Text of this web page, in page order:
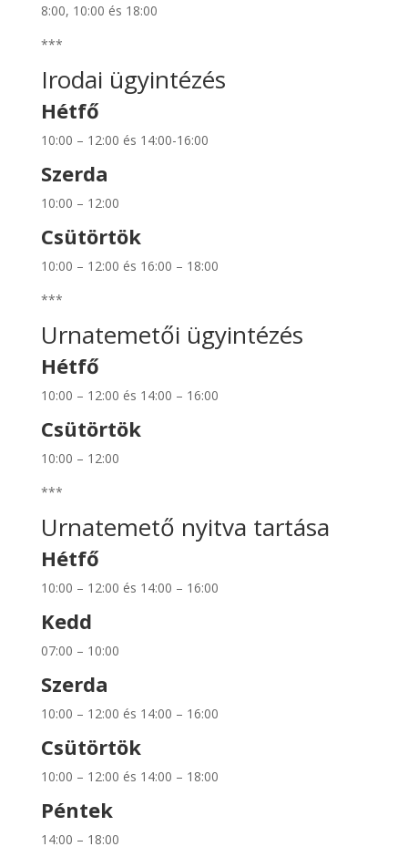
8:00, 10:00 és 18:00
***
Irodai ügyintézés
Hétfő
10:00 – 12:00 és 14:00-16:00
Szerda
10:00 – 12:00
Csütörtök
10:00 – 12:00 és 16:00 – 18:00
***
Urnatemetői ügyintézés
Hétfő
10:00 – 12:00 és 14:00 – 16:00
Csütörtök
10:00 – 12:00
***
Urnatemető nyitva tartása
Hétfő
10:00 – 12:00 és 14:00 – 16:00
Kedd
07:00 – 10:00
Szerda
10:00 – 12:00 és 14:00 – 16:00
Csütörtök
10:00 – 12:00 és 14:00 – 18:00
Péntek
14:00 – 18:00